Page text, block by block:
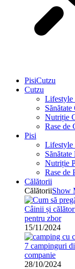
PisiCutzu
Cutzu
Lifestyle
Sănătate
Nutriție
Rase de
Pisi
Lifestyle
Sănătate
Nutriție
Rase de
Călătorii
CălătoriiShow
Câinii și
pentru zbor
15/11/2024
7 campinguri
companie
28/10/2024